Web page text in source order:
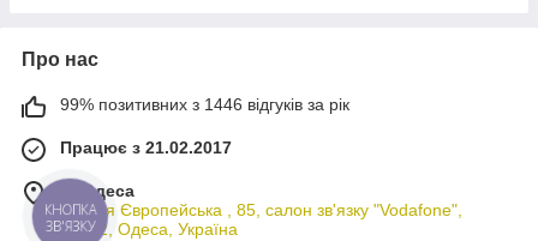
Про нас
99% позитивних з 1446 відгуків за рік
Працює з 21.02.2017
м. Одеса
вулиця Європейська , 85, салон зв'язку "Vodafone",
65012, Одеса, Україна
КНОПКА
ЗВ'ЯЗКУ